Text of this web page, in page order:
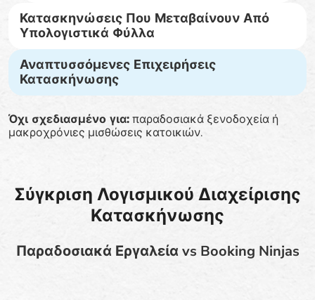
Κατασκηνώσεις Που Μεταβαίνουν Από
Υπολογιστικά Φύλλα
Αναπτυσσόμενες Επιχειρήσεις
Κατασκήνωσης
Όχι σχεδιασμένο για: παραδοσιακά ξενοδοχεία ή
μακροχρόνιες μισθώσεις κατοικιών.
Σύγκριση Λογισμικού Διαχείρισης
Κατασκήνωσης
Παραδοσιακά Εργαλεία vs Booking Ninjas